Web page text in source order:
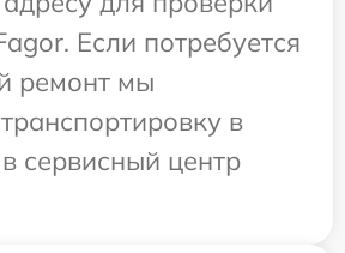
Если потребуется
ремонт мы
в
сервисный центр